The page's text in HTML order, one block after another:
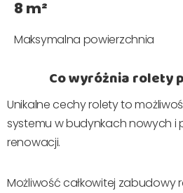
8 m²
Maksymalna powierzchnia
Co wyróżnia rolety
Unikalne cechy rolety to
systemu w budynkach nowych
renowacji.
Możliwość całkowitej zabudowy